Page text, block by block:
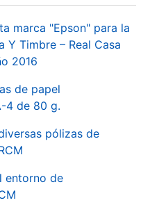
marca "Epson" para la
Y Timbre – Real Casa
2016
de papel
4 de 80 g.
pólizas de
entorno de